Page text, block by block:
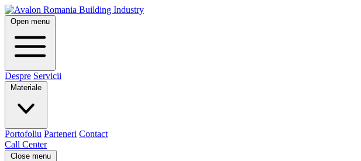
Open menu
Despre Servicii
Materiale
Portofoliu Parteneri Contact
Call Center
Close menu